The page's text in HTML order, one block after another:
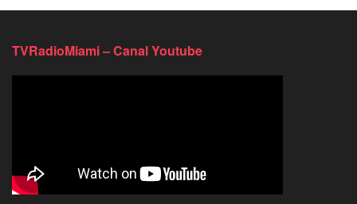
TVRadioMiami – Canal Youtube